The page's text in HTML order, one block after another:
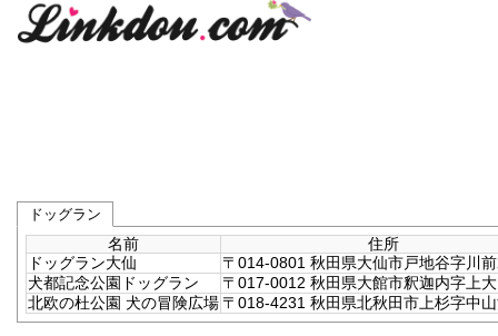
ドッグラン
名前
住所
ドッグラン大仙
〒014-0801 秋田県大仙市戸地谷字川
犬都記念公園ドッグラン
〒017-0012 秋田県大館市釈迦内字上
北欧の杜公園 犬の冒険広場 〒018-4231 秋田県北秋田市上杉字中